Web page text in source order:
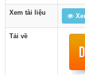
Xem tài liệu
Tải về